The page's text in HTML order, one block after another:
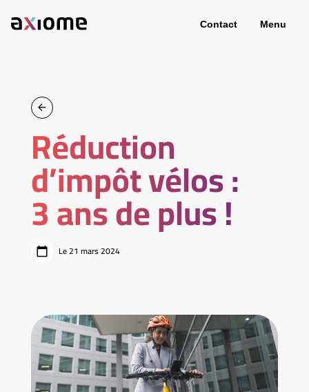
Contact Menu
Réduction
d’impôt vélos :
3 ans de plus !
Le 21 mars 2024